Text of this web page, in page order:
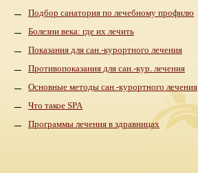
Подбор санатория по лечебному профилю
Болезни века: где их лечить
Показания для сан.-курортного лечения
Противопоказания для сан.-кур. лечения
Основные методы сан.-курортного лечения
Что такое SPA
Программы лечения в здравницах